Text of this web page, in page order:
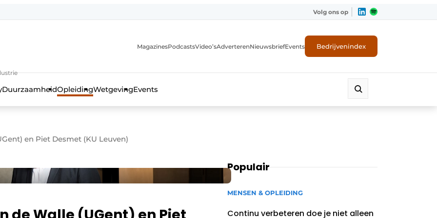
Volg ons op
MagazinesPodcastsVideo’sAdverterenNieuwsbriefEvents Bedrijvenindex
DuurzaamheidOpleidingWetgevingEvents
en Piet Desmet (KU Leuven)
Populair
MENSEN & OPLEIDING
Continu verbeteren doe je niet alleen